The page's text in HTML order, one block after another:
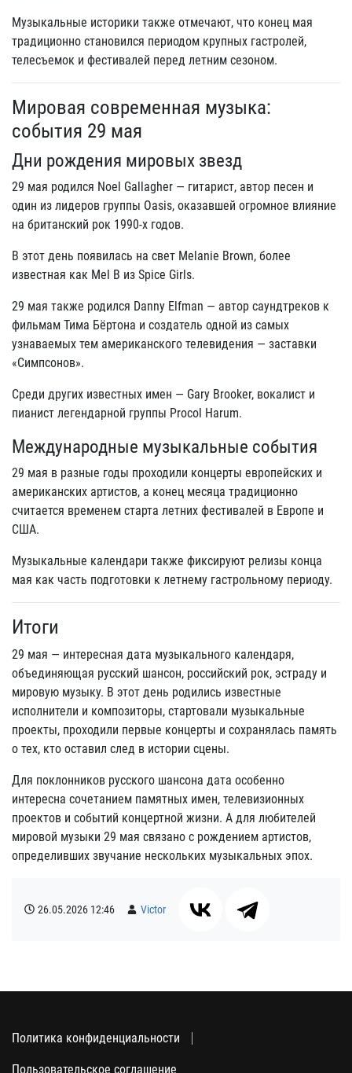
Музыкальные историки также отмечают, что конец мая
традиционно становился периодом крупных гастролей,
телесъемок и фестивалей перед летним сезоном.
Мировая современная музыка:
события 29 мая
Дни рождения мировых звезд
29 мая родился Noel Gallagher — гитарист, автор песен и
один из лидеров группы Oasis, оказавшей огромное влияние
на британский рок 1990-х годов.
В этот день появилась на свет Melanie Brown, более
известная как Mel B из Spice Girls.
29 мая также родился Danny Elfman — автор саундтреков к
фильмам Тима Бёртона и создатель одной из самых
узнаваемых тем американского телевидения — заставки
«Симпсонов».
Среди других известных имен — Gary Brooker, вокалист и
пианист легендарной группы Procol Harum.
Международные музыкальные события
29 мая в разные годы проходили концерты европейских и
американских артистов, а конец месяца традиционно
считается временем старта летних фестивалей в Европе и
США.
Музыкальные календари также фиксируют релизы конца
мая как часть подготовки к летнему гастрольному периоду.
Итоги
29 мая — интересная дата музыкального календаря,
объединяющая русский шансон, российский рок, эстраду и
мировую музыку. В этот день родились известные
исполнители и композиторы, стартовали музыкальные
проекты, проходили первые концерты и сохранялась память
о тех, кто оставил след в истории сцены.
Для поклонников русского шансона дата особенно
интересна сочетанием памятных имен, телевизионных
проектов и событий концертной жизни. А для любителей
мировой музыки 29 мая связано с рождением артистов,
определивших звучание нескольких музыкальных эпох.
26.05.2026 12:46 Victor
Политика конфиденциальности
Пользовательское соглашение